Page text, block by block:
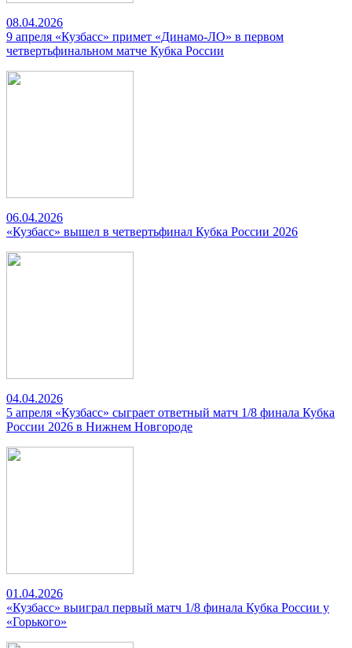
08.04.2026
9 апреля «Кузбасс» примет «Динамо-ЛО» в первом
четвертьфинальном матче Кубка России
06.04.2026
«Кузбасс» вышел в четвертьфинал Кубка России 2026
04.04.2026
5 апреля «Кузбасс» сыграет ответный матч 1/8 финала Кубка
России 2026 в Нижнем Новгороде
01.04.2026
«Кузбасс» выиграл первый матч 1/8 финала Кубка России у
«Горького»